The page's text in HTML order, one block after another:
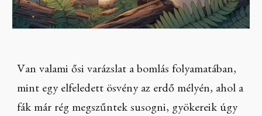
Van valami ősi varázslat a bomlás folyamatában,
mint egy elfeledett ösvény az erdő mélyén, ahol a
fák már rég megszűntek susogni, gyökereik úgy